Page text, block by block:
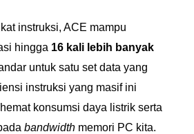
instruksi, ACE mampu
hingga 16 kali lebih banyak
untuk satu set data yang
instruksi yang masif ini
konsumsi daya listrik serta
bandwidthmemori PC kita.